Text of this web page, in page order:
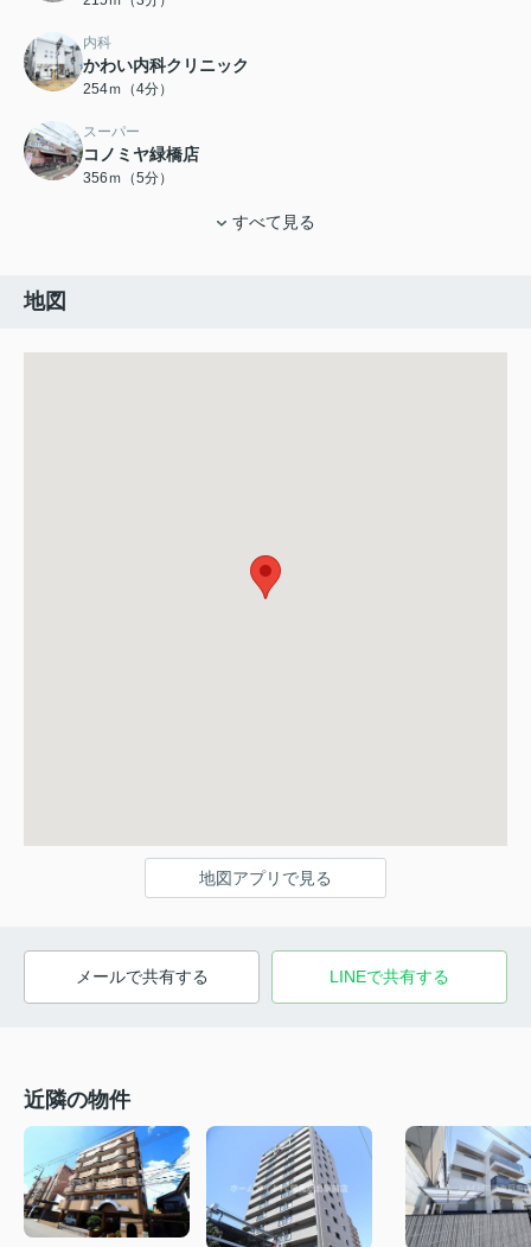
内科
かわい内科クリニック
254ｍ（4分）
スーパー
コノミヤ緑橋店
356ｍ（5分）
すべて見る
地図
地図アプリで見る
メールで共有する LINEで共有する
近隣の物件